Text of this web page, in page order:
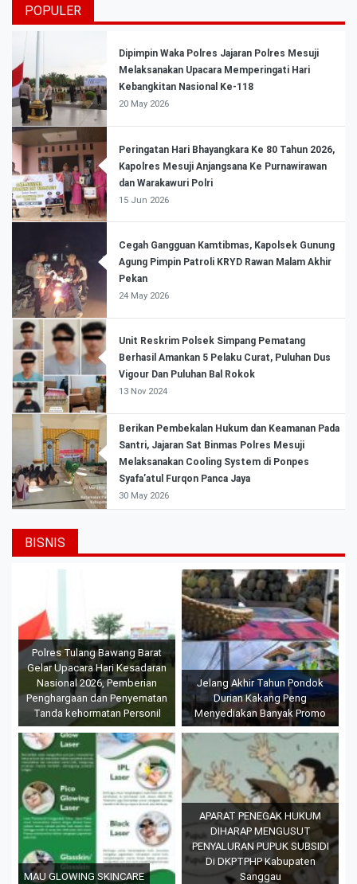
POPULER
Dipimpin Waka Polres Jajaran Polres Mesuji
Melaksanakan Upacara Memperingati Hari
Kebangkitan Nasional Ke-118
20 May 2026
Peringatan Hari Bhayangkara Ke 80 Tahun 2026,
Kapolres Mesuji Anjangsana Ke Purnawirawan
dan Warakawuri Polri
15 Jun 2026
Cegah Gangguan Kamtibmas, Kapolsek Gunung
Agung Pimpin Patroli KRYD Rawan Malam Akhir
Pekan
24 May 2026
Unit Reskrim Polsek Simpang Pematang
Berhasil Amankan 5 Pelaku Curat, Puluhan Dus
Vigour Dan Puluhan Bal Rokok
13 Nov 2024
Berikan Pembekalan Hukum dan Keamanan Pada
Santri, Jajaran Sat Binmas Polres Mesuji
Melaksanakan Cooling System di Ponpes
Syafa’atul Furqon Panca Jaya
30 May 2026
BISNIS
Polres Tulang Bawang Barat
Gelar Upacara Hari Kesadaran
Nasional 2026, Pemberian
Penghargaan dan Penyematan
Tanda kehormatan Personil
Jelang Akhir Tahun Pondok
Durian Kakang Peng
Menyediakan Banyak Promo
MAU GLOWING SKINCARE
APARAT PENEGAK HUKUM
DIHARAP MENGUSUT
PENYALURAN PUPUK SUBSIDI
Di DKPTPHP Kabupaten
Sanggau